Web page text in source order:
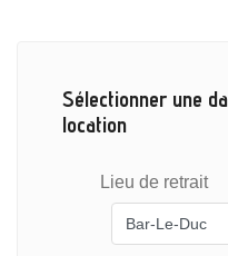
Sélectionner une
location
Lieu de retrait